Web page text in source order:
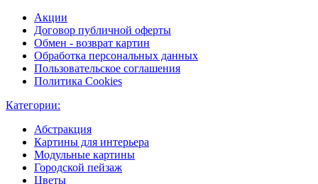
Акции
Договор публичной оферты
Обмен - возврат картин
Обработка персональных данных
Пользовательское соглашения
Политика Cookies
Категории:
Абстракция
Картины для интерьера
Модульные картины
Городской пейзаж
Цветы